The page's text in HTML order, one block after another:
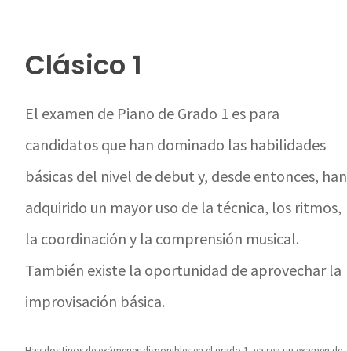
Clásico 1
El examen de Piano de Grado 1 es para
candidatos que han dominado las habilidades
básicas del nivel de debut y, desde entonces, han
adquirido un mayor uso de la técnica, los ritmos,
la coordinación y la comprensión musical.
También existe la oportunidad de aprovechar la
improvisación básica.